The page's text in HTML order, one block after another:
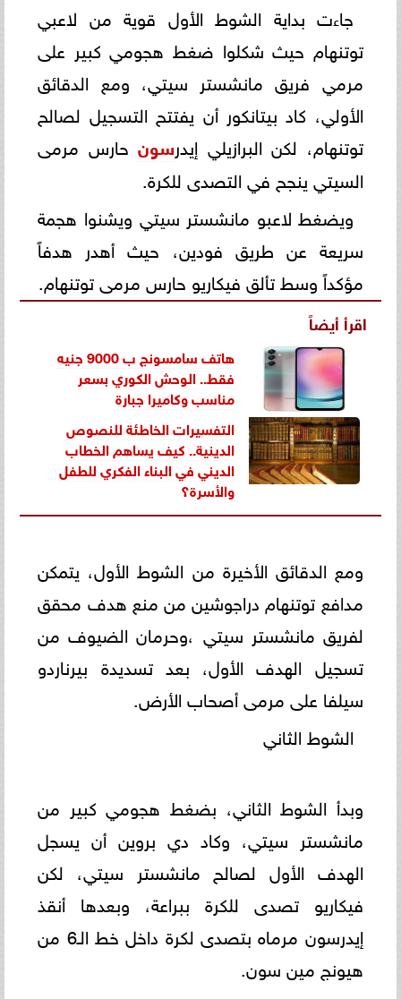
جاءت بداية الشوط الأول قوية من لاعبي
توتنهام حيث شكلوا ضغط هجومي كبير على
مرمي فريق مانشستر سيتي، ومع الدقائق
الأولي، كاد بيتانكور أن يفتتح التسجيل لصالح
توتنهام، لكن البرازيلي إيدرسونحارس مرمى
السيتي ينجح في التصدى للكرة.
ويضغط لاعبو مانشستر سيتي ويشنوا هجمة
سريعة عن طريق فودين، حيث أهدر هدفاً
مؤكداً وسط تألق فيكاريو حارس مرمى توتنهام.
اقرأ أيضاً
هاتف سامسونج ب 9000 جنيه
فقط.. الوحش الكوري بسعر
مناسب وكاميرا جبارة
التفسيرات الخاطئة للنصوص
الدينية.. كيف يساهم الخطاب
الديني في البناء الفكري للطفل
والأسرة؟
ومع الدقائق الأخيرة من الشوط الأول، يتمكن
مدافع توتنهام دراجوشين من منع هدف محقق
لفريق مانشستر سيتي ،وحرمان الضيوف من
تسجيل الهدف الأول، بعد تسديدة بيرناردو
سيلفا على مرمى أصحاب الأرض.
الشوط الثاني
وبدأ الشوط الثاني، بضغط هجومي كبير من
مانشستر سيتي، وكاد دي بروين أن يسجل
الهدف الأول لصالح مانشستر سيتي، لكن
فيكاريو تصدى للكرة ببراعة، وبعدها أنقذ
إيدرسون مرماه بتصدى لكرة داخل خط الـ6 من
هيونج مين سون.